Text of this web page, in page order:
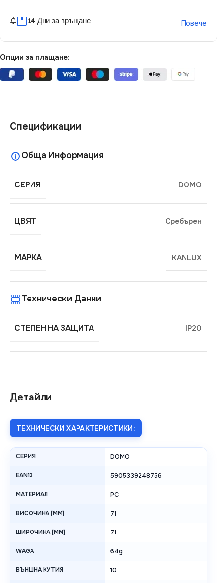
14 Дни за връщане Повече
Опции за плащане:
Детайли
ТЕХНИЧЕСКИ ХАРАКТЕРИСТИКИ:
СЕРИЯ DOMO
EAN13 5905339248756
МАТЕРИАЛ PC
ВИСОЧИНА [MM] 71
ШИРОЧИНА [MM] 71
WAGA 64g
ВЪНШНА КУТИЯ 10
Спецификации
Обща Информация
СЕРИЯ DOMO
ЦВЯТ Сребърен
МАРКА KANLUX
Технически Данни
СТЕПЕН НА ЗАЩИТА IP20